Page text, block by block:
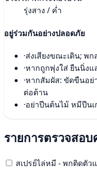
รุ่งสาง / ค่ำ
อยู่ร่วมกันอย่างปลอดภัย
·ส่งเสียงขณะเดิน; พก
·หากถูกพุ่งใส่ ยืนนิ่งแ
·หากสัมผัส: ขัดขืนอย่
ต่อต้าน
·อย่าปีนต้นไม้ หมีปีน
รายการตรวจสอ
สเปรย์ไล่หมี - พกติดตัว